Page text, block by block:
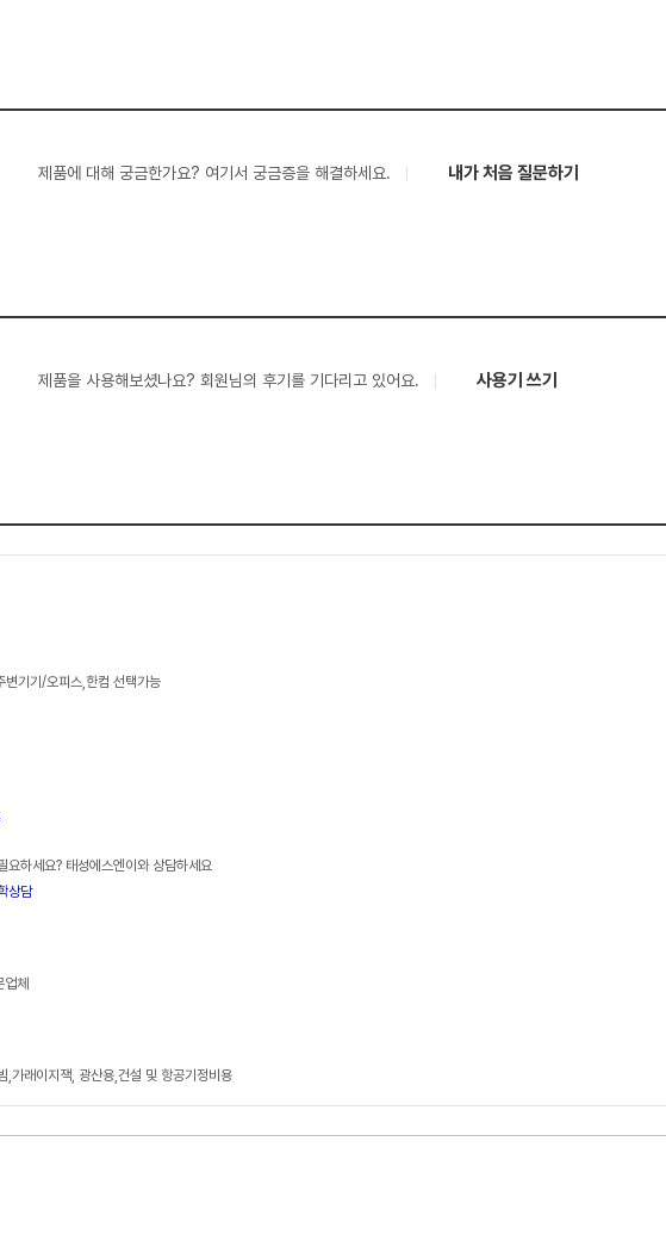
제품에 대해 궁금한가요? 여기서 궁금증을 해결하세요. 내가 처음 질문하기
제품을 사용해보셨나요? 회원님의 후기를 기다리고 있어요. 사용기 쓰기
기기/오피스,한컴 선택가능
요하세요? 태성에스엔이와 상담하세요
상담
체
,가래이지잭, 광산용,건설 및 항공기정비용